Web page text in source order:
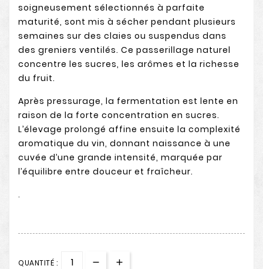
soigneusement sélectionnés à parfaite
maturité, sont mis à sécher pendant plusieurs
semaines sur des claies ou suspendus dans
des greniers ventilés. Ce passerillage naturel
concentre les sucres, les arômes et la richesse
du fruit.
Après pressurage, la fermentation est lente en
raison de la forte concentration en sucres.
L’élevage prolongé affine ensuite la complexité
aromatique du vin, donnant naissance à une
cuvée d’une grande intensité, marquée par
l’équilibre entre douceur et fraîcheur.
.
QUANTITÉ :